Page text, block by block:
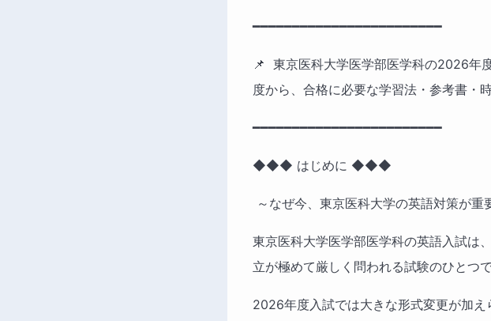
━━━━━━━━━━━━━━━━━━━━━━━━
📌  東京医科大学医学部医学科の2026年
度から、合格に必要な学習法・参考書・
━━━━━━━━━━━━━━━━━━━━━━━━
◆◆◆ はじめに ◆◆◆
～なぜ今、東京医科大学の英語対策が重
東京医科大学医学部医学科の英語入試は
立が極めて厳しく問われる試験のひとつで
2026年度入試では大きな形式変更が加